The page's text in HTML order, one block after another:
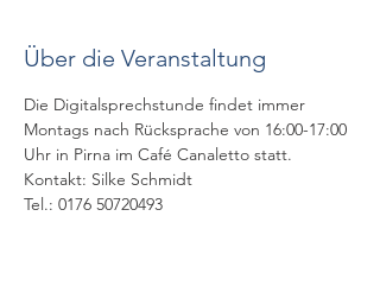
Über die Veranstaltung
Die Digitalsprechstunde findet immer
Montags nach Rücksprache von 16:00-17:00
Uhr in Pirna im Café Canaletto statt.
Kontakt: Silke Schmidt
Tel.: 0176 50720493